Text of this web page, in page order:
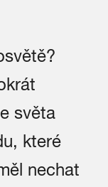
světa
které
nechat